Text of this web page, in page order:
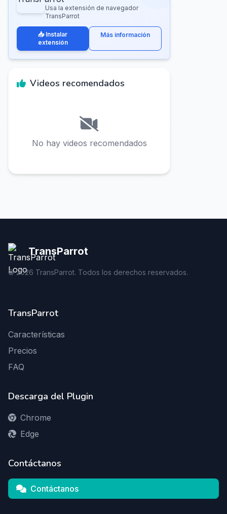
Usa la extensión de navegador
TransParrot
📥 Instalar
extensión
Más información
Videos recomendados
No hay videos recomendados
TransParrot
©2026 TransParrot. Todos los derechos reservados.
TransParrot
Características
Precios
FAQ
Descarga del Plugin
Chrome
Edge
Contáctanos
Contáctanos